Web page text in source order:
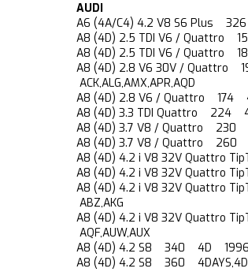
AUDI
A6 (4A/C4) 4.2 V8 S6 Plus
A8 (4D) 2.5 TDI V6 / Quattro
A8 (4D) 2.5 TDI V6 /
A8 (4D) 2.8 V6 30V / Quattro
ACK,ALG,AMX,APR,AQD
A8 (4D) 2.8 V6 / Quattro 174
A8 (4D) 3.3 TDI Quattro
A8 (4D) 3.7 V8 / Quattro 230
A8 (4D) 3.7 V8 / Quattro 260
A8 (4D) 4.2 i V8 32V Quattro
A8 (4D) 4.2 i V8 32V Quattro
A8 (4D) 4.2 i V8 32V Quattro
ABZ,AKG
A8 (4D) 4.2 i V8 32V Quattro
AQF,AUW,AUX
A8 (4D) 4.2 S8 340 4D 1996
A8 (4D) 4.2 S8 360